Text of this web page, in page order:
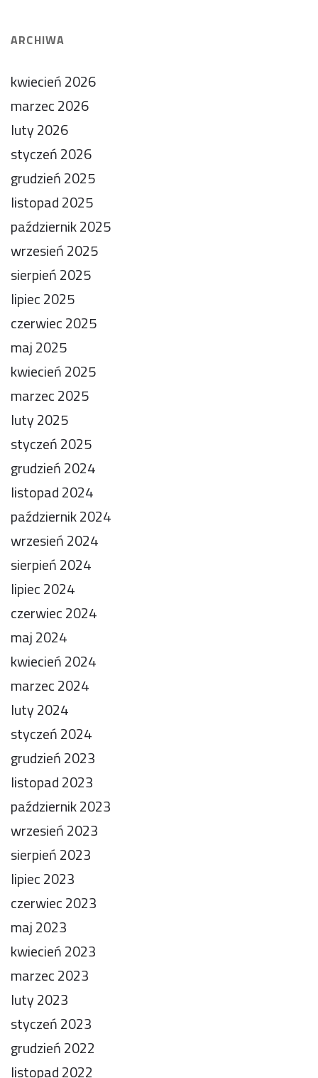
ARCHIWA
kwiecień 2026
marzec 2026
luty 2026
styczeń 2026
grudzień 2025
listopad 2025
październik 2025
wrzesień 2025
sierpień 2025
lipiec 2025
czerwiec 2025
maj 2025
kwiecień 2025
marzec 2025
luty 2025
styczeń 2025
grudzień 2024
listopad 2024
październik 2024
wrzesień 2024
sierpień 2024
lipiec 2024
czerwiec 2024
maj 2024
kwiecień 2024
marzec 2024
luty 2024
styczeń 2024
grudzień 2023
listopad 2023
październik 2023
wrzesień 2023
sierpień 2023
lipiec 2023
czerwiec 2023
maj 2023
kwiecień 2023
marzec 2023
luty 2023
styczeń 2023
grudzień 2022
listopad 2022